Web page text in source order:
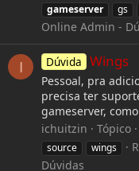
gameserver
gs
Online Admin -
I Dúvida Wings
Pessoal, pra
precisa ter
gameserver,
ichuitzin
Tópico
source
wings
Dúvidas